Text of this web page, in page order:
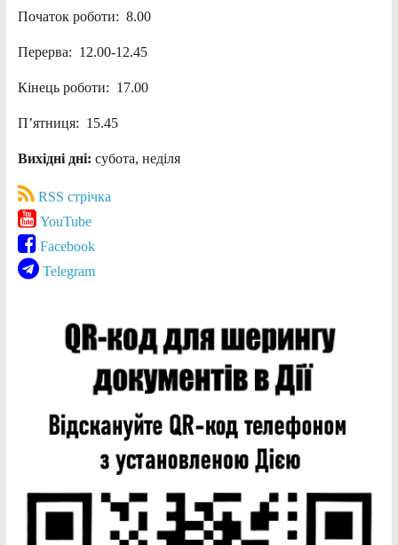
Початок роботи: 8.00
Перерва: 12.00-12.45
Кінець роботи: 17.00
П’ятниця: 15.45
Вихідні дні: субота, неділя
RSS стрічка
YouTube
Facebook
Telegram